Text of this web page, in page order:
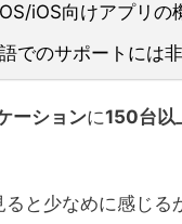
iOS向けアプリの
語でのサポートには
ーションに150台以
と少なめに感じる